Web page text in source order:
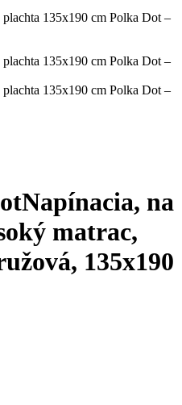
Napínacia, na
matrac,
135x190